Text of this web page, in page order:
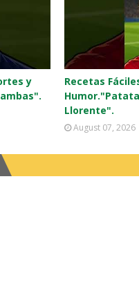
y
Recetas
Llorente".
August 07, 2026